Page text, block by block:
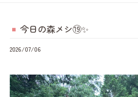
今日の森メシ⑲✨
2026/07/06